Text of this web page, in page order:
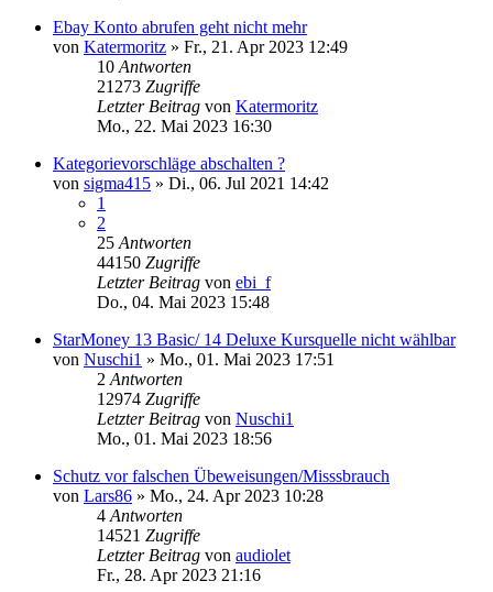
Ebay Konto abrufen geht nicht mehr
von Katermoritz » Fr., 21. Apr 2023 12:49
10 Antworten
21273 Zugriffe
Letzter Beitrag von Katermoritz
Mo., 22. Mai 2023 16:30
Kategorievorschläge abschalten ?
von sigma415 » Di., 06. Jul 2021 14:42
1
2
25 Antworten
44150 Zugriffe
Letzter Beitrag von ebi_f
Do., 04. Mai 2023 15:48
StarMoney 13 Basic/ 14 Deluxe Kursquelle nicht wählbar
von Nuschi1 » Mo., 01. Mai 2023 17:51
2 Antworten
12974 Zugriffe
Letzter Beitrag von Nuschi1
Mo., 01. Mai 2023 18:56
Schutz vor falschen Übeweisungen/Misssbrauch
von Lars86 » Mo., 24. Apr 2023 10:28
4 Antworten
14521 Zugriffe
Letzter Beitrag von audiolet
Fr., 28. Apr 2023 21:16